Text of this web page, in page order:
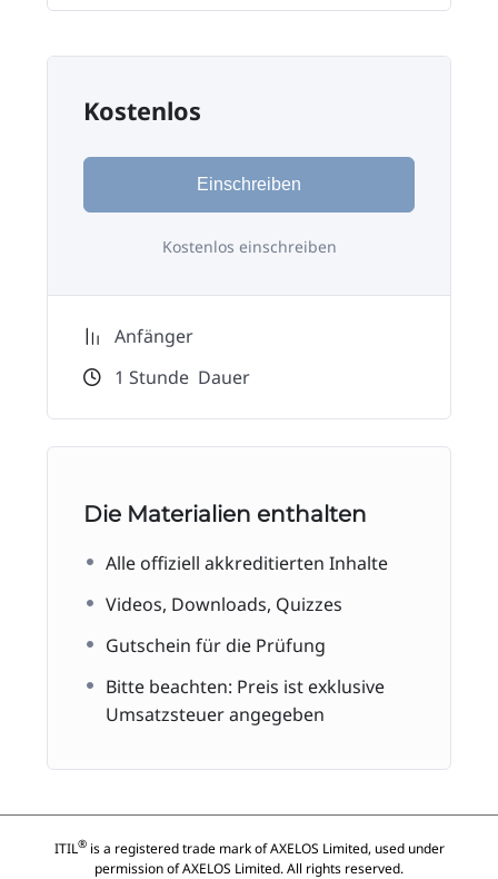
Kostenlos
Einschreiben
Kostenlos einschreiben
Anfänger
1 Stunde Dauer
Die Materialien enthalten
Alle offiziell akkreditierten Inhalte
Videos, Downloads, Quizzes
Gutschein für die Prüfung
Bitte beachten: Preis ist exklusive
Umsatzsteuer angegeben
ITIL®is a registered trade mark of AXELOS Limited, used under
permission of AXELOS Limited. All rights reserved.